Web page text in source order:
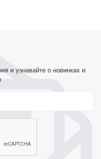
и узнавайте о новинках и